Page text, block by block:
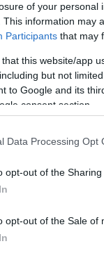
of your personal
This information may
Participants that may
that this website/app
but not
to Google and its
consent section.
Data Processing Opt
opt-out of the
opt-out of the Sale of
gipsz
is egy térben
a
magyar
Kamilla,
Kocsis
Balázs.
A Pesti
Hamilton fotói
karjaiba.